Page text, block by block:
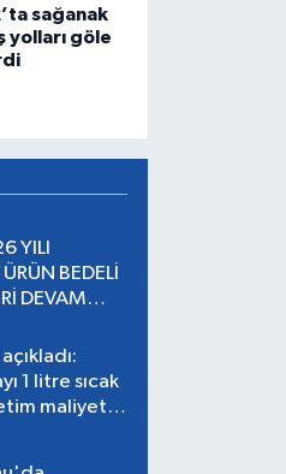
sağanak
yolları göle
YILI
BEDELİ
DEVAM
1 litre sıcak
maliyeti